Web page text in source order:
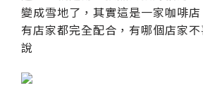
變成雪地了，其實這是一家咖啡
有店家都完全配合，有哪個店家
說